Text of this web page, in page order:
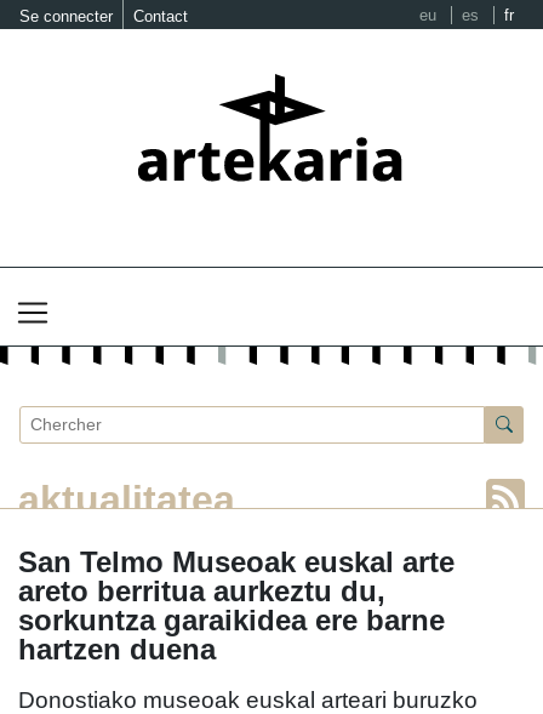
Se connecter Contact eu es fr
aktualitatea
San Telmo Museoak euskal arte
areto berritua aurkeztu du,
sorkuntza garaikidea ere barne
hartzen duena
Donostiako museoak euskal arteari buruzko